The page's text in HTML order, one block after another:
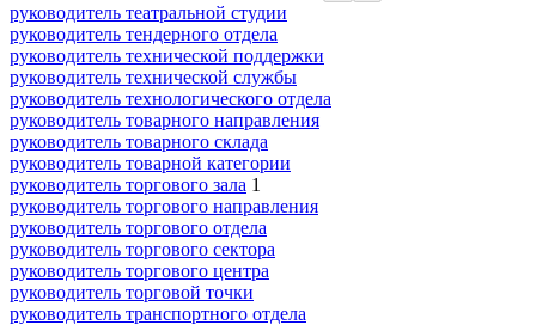
руководитель театральной студии
руководитель тендерного отдела
руководитель технической поддержки
руководитель технической службы
руководитель технологического отдела
руководитель товарного направления
руководитель товарного склада
руководитель товарной категории
руководитель торгового зала 1
руководитель торгового направления
руководитель торгового отдела
руководитель торгового сектора
руководитель торгового центра
руководитель торговой точки
руководитель транспортного отдела